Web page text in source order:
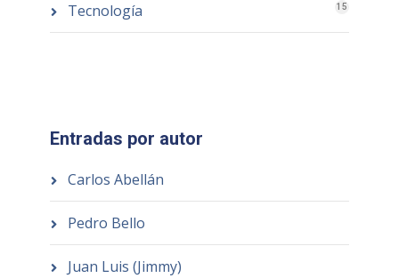
Tecnología 15
Entradas por autor
Carlos Abellán
Pedro Bello
Juan Luis (Jimmy)